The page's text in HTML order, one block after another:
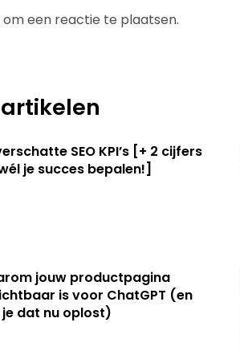
om een reactie te plaatsen.
SEO KPI’s [+ 2 cijfers
je succes bepalen!]
jouw productpagina
is voor ChatGPT (en
je dat nu oplost)